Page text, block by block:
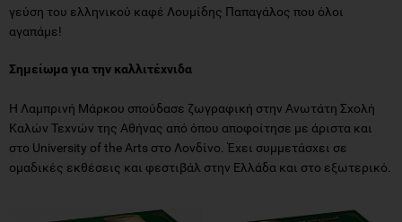
γεύση του ελληνικού καφέ Λουμίδης Παπαγάλος που όλοι
αγαπάμε!
Σημείωμα για την καλλιτέχνιδα
Η Λαμπρινή Μάρκου σπούδασε ζωγραφική στην Ανωτάτη Σχολή
Καλών Τεχνών της Αθήνας από όπου αποφοίτησε με άριστα και
στο University of the Arts στο Λονδίνο. Έχει συμμετάσχει σε
ομαδικές εκθέσεις και φεστιβάλ στην Ελλάδα και στο εξωτερικό.